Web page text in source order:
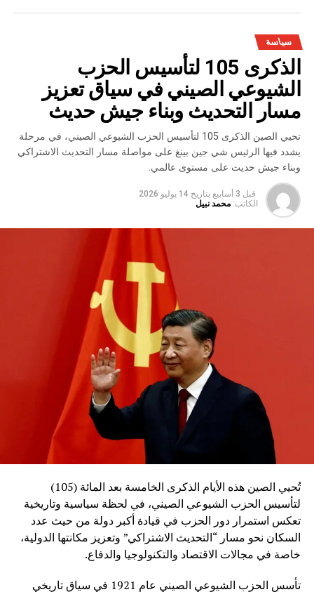
سياسة
الذكرى 105 لتأسيس الحزب
الشيوعي الصيني في سياق تعزيز
مسار التحديث وبناء جيش حديث
تحيي الصين الذكرى 105 لتأسيس الحزب الشيوعي الصيني، في مرحلة
يشدد فيها الرئيس شي جين بينغ على مواصلة مسار التحديث الاشتراكي
وبناء جيش حديث على مستوى عالمي.
قبل 3 أسابيع بتاريخ 14 يوليو 2026
الكاتب: محمد نبيل
تُحيي الصين هذه الأيام الذكرى الخامسة بعد المائة (105)
لتأسيس الحزب الشيوعي الصيني، في لحظة سياسية وتاريخية
تعكس استمرار دور الحزب في قيادة أكبر دولة من حيث عدد
السكان نحو مسار “التحديث الاشتراكي” وتعزيز مكانتها الدولية،
خاصة في مجالات الاقتصاد والتكنولوجيا والدفاع.
تأسس الحزب الشيوعي الصيني عام 1921 في سياق تاريخي